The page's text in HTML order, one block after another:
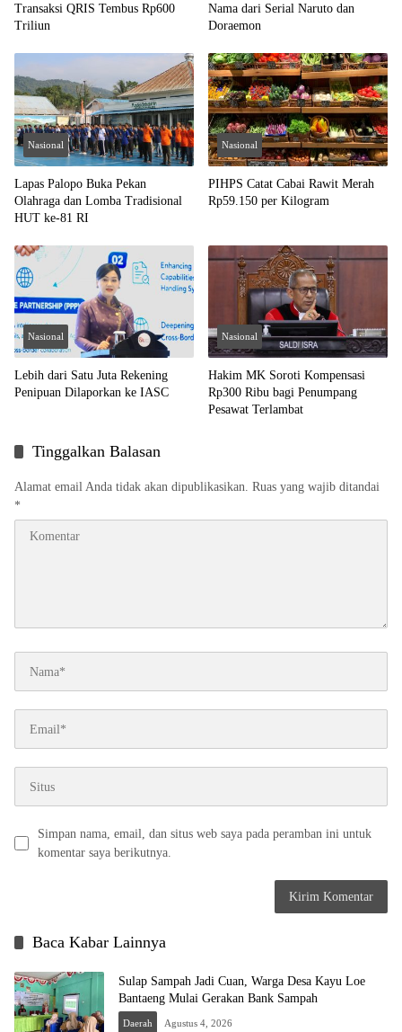
Transaksi QRIS Tembus Rp600
Triliun
Nama dari Serial Naruto dan
Doraemon
Nasional
Lapas Palopo Buka Pekan
Olahraga dan Lomba Tradisional
HUT ke-81 RI
Nasional
PIHPS Catat Cabai Rawit Merah
Rp59.150 per Kilogram
Nasional
Lebih dari Satu Juta Rekening
Penipuan Dilaporkan ke IASC
Nasional
Hakim MK Soroti Kompensasi
Rp300 Ribu bagi Penumpang
Pesawat Terlambat
Tinggalkan Balasan
Alamat email Anda tidak akan dipublikasikan. Ruas yang wajib ditandai
*
Simpan nama, email, dan situs web saya pada peramban ini untuk
komentar saya berikutnya.
Baca Kabar Lainnya
Sulap Sampah Jadi Cuan, Warga Desa Kayu Loe
Bantaeng Mulai Gerakan Bank Sampah
Daerah Agustus 4, 2026